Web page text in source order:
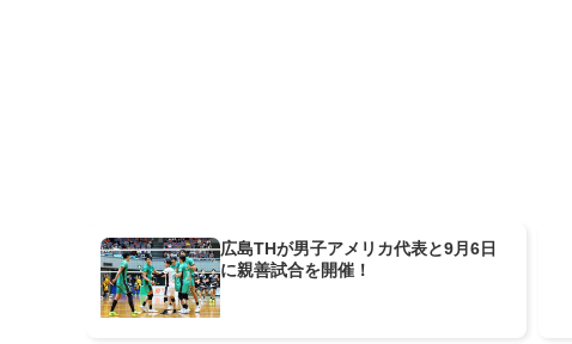
広島THが男子アメリカ代表と9月6日
に親善試合を開催！